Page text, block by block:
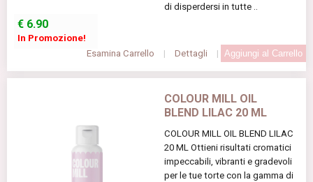
di disperdersi in tutte ..
€ 6.90
In Promozione!
Esamina Carrello
| Dettagli |
COLOUR MILL OIL
BLEND LILAC 20 ML
COLOUR MILL OIL BLEND LILAC
20 ML Ottieni risultati cromatici
impeccabili, vibranti e gradevoli
per le tue torte con la gamma di